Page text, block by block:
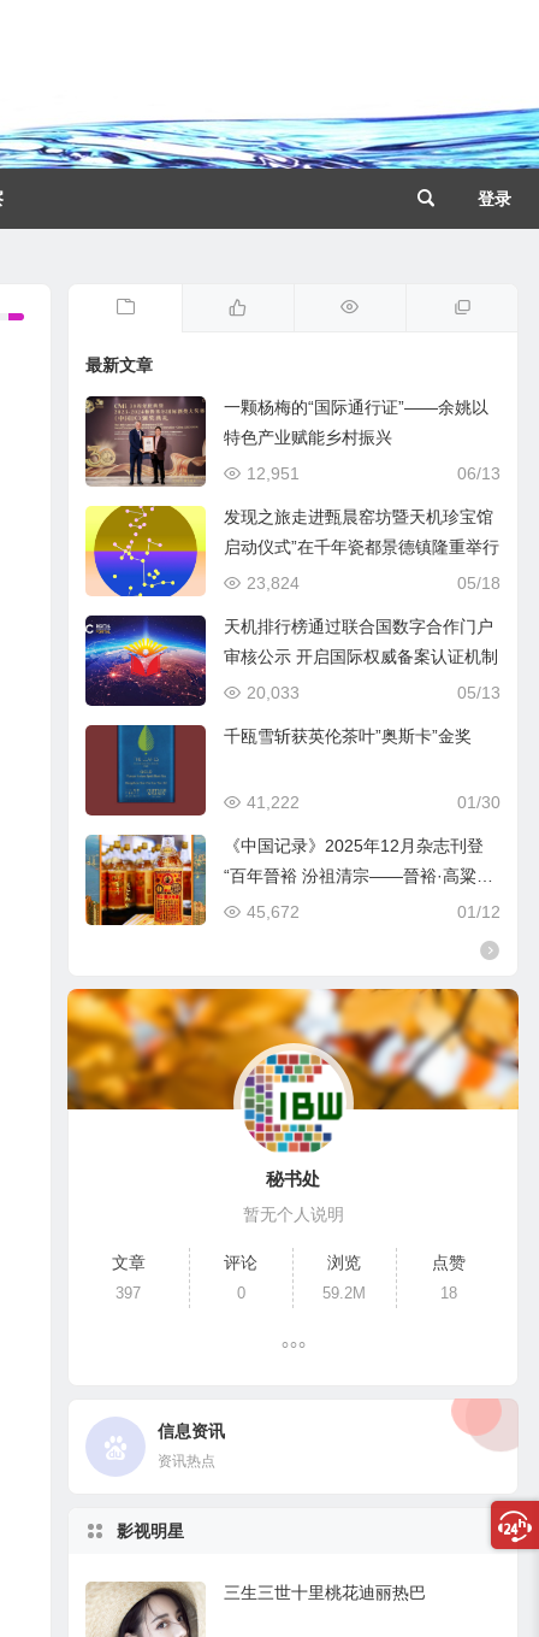
登录
最新文章
一颗杨梅的“国际通行证”——余姚以
特色产业赋能乡村振兴
06/13
12,951
发现之旅走进甄晨窑坊暨天机珍宝馆
启动仪式”在千年瓷都景德镇隆重举行
05/18
23,824
天机排行榜通过联合国数字合作门户
审核公示 开启国际权威备案认证机制
05/13
20,033
千瓯雪斩获英伦茶叶”奥斯卡”金奖
01/30
41,222
《中国记录》2025年12月杂志刊登
“百年晉裕 汾祖清宗——晉裕·高粱穗
商标品牌及晉裕汾酒公司”
01/12
45,672
秘书处
暂无个人说明
文章
397
评论
0
浏览
59.2M
点赞
18
信息资讯
资讯热点
影视明星
三生三世十里桃花迪丽热巴